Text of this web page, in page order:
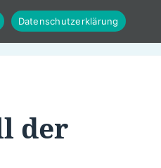
der
Datenschutzerklärung